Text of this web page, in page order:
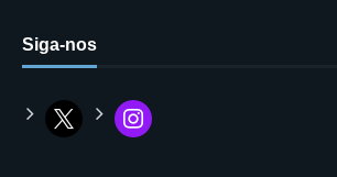
Siga-nos